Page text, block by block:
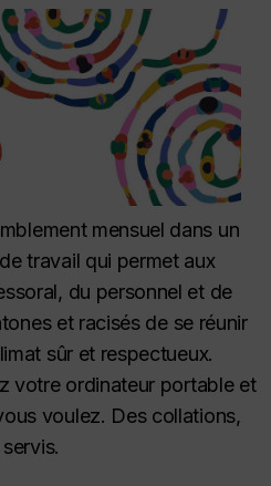
mensuel dans un
travail qui permet aux
du personnel et de
et racisés de se réunir
sûr et respectueux.
votre ordinateur portable et
voulez. Des collations,